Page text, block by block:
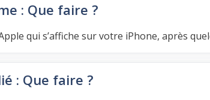
: Que faire ?
qui s’affiche sur votre iPhone, après
: Que faire ?